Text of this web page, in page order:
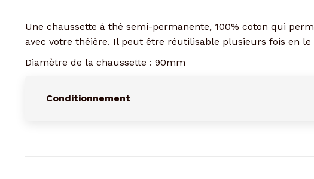
Une chaussette à thé semi-permanente, 100% coton qui
avec votre théière. Il peut être réutilisable plusieurs fois en le
Diamètre de la chaussette : 90mm
Conditionnement